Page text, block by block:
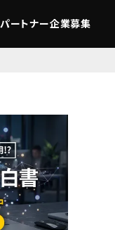
パートナー企業募集